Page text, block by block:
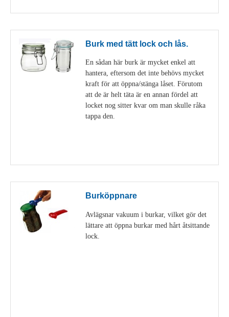
Burk med tätt lock och lås.
En sådan här burk är mycket enkel att
hantera, eftersom det inte behövs mycket
kraft för att öppna/stänga låset. Förutom
att de är helt täta är en annan fördel att
locket nog sitter kvar om man skulle råka
tappa den.
Burköppnare
Avlägsnar vakuum i burkar, vilket gör det
lättare att öppna burkar med hårt åtsittande
lock.